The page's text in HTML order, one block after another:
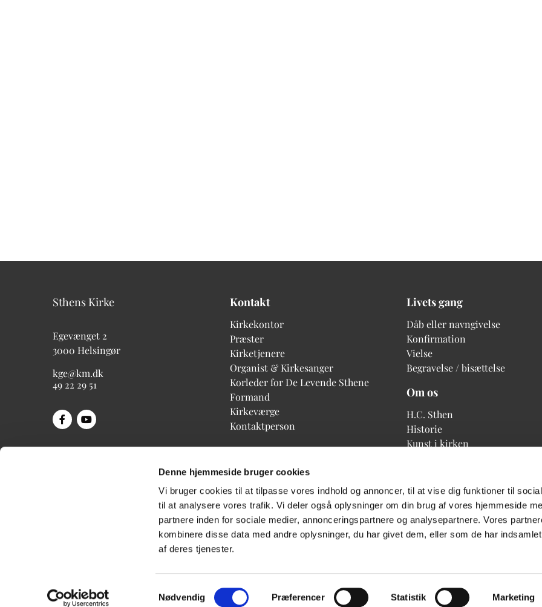
Denne hjemmeside bruger cookies
Vi bruger cookies til at tilpasse vores indhold og annoncer, til at vise dig funktioner til
til at analysere vores trafik. Vi deler også oplysninger om din brug af vores hjemmeside
partnere inden for sociale medier, annonceringspartnere og analysepartnere. Vores
kombinere disse data med andre oplysninger, du har givet dem, eller som de har
af deres tjenester.
Samtykkevalg
Nødvendig Præferencer Statistik Marketing
Sthens Kirke
Egevænget 2
3000 Helsingør
kge@km.dk
49 22 29 51
Kontakt
Kirkekontor
Præster
Kirketjenere
Organist & Kirkesanger
Korleder for De Levende Sthene
Formand
Kirkeværge
Kontaktperson
Livets gang
Dåb eller navngivelse
Konfirmation
Vielse
Begravelse / bisættelse
Om os
H.C. Sthen
Historie
Kunst i kirken
Privatlivspolitik Log på ChurchDesk